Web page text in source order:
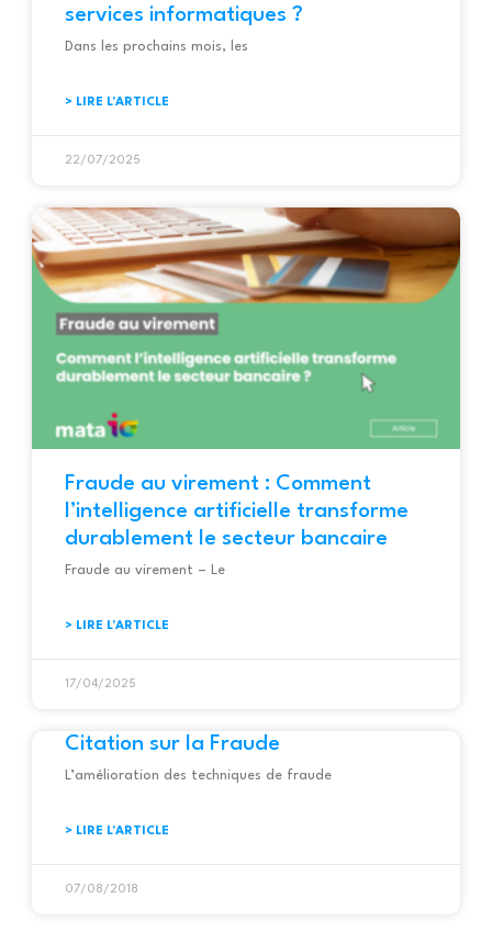
services informatiques ?
Dans les prochains mois, les
> LIRE L'ARTICLE
22/07/2025
Fraude au virement : Comment
l’intelligence artificielle transforme
durablement le secteur bancaire
Fraude au virement – Le
> LIRE L'ARTICLE
17/04/2025
Citation sur la Fraude
L’amélioration des techniques de fraude
> LIRE L'ARTICLE
07/08/2018